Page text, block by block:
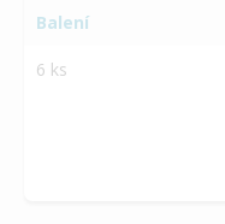
Balení
6 ks